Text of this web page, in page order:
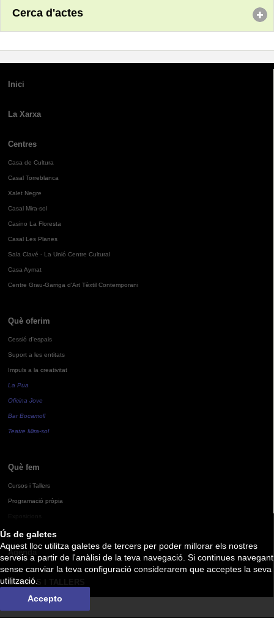
Ús de galetes
Aquest lloc utilitza galetes de tercers per poder millorar els nostres
serveis a partir de l'anàlisi de la teva navegació. Si continues navegant
sense canviar la teva configuració considerarem que acceptes la seva
utilització.
Accepto
Cerca d'actes
Inici
La Xarxa
Centres
Casa de Cultura
Casal Torreblanca
Xalet Negre
Casal Mira-sol
Casino La Floresta
Casal Les Planes
Sala Clavé - La Unió Centre Cultural
Casa Aymat
Centre Grau-Garriga d'Art Tèxtil Contemporani
Què oferim
Cessió d'espais
Suport a les entitats
Impuls a la creativitat
La Pua
Oficina Jove
Bar Bocamoll
Teatre Mira-sol
Què fem
Cursos i Tallers
Programació pròpia
Agenda
CURSOS I TALLERS